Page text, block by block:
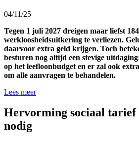
04/11/25
Tegen 1 juli 2027 dreigen maar liefst
werkloosheidsuitkering te verliezen.
daarvoor extra geld krijgen. Toch
besturen nog altijd een stevige
op het leefloonbudget en er zal ook
om alle aanvragen te behandelen.
Lees meer
Hervorming sociaal tarief
nodig